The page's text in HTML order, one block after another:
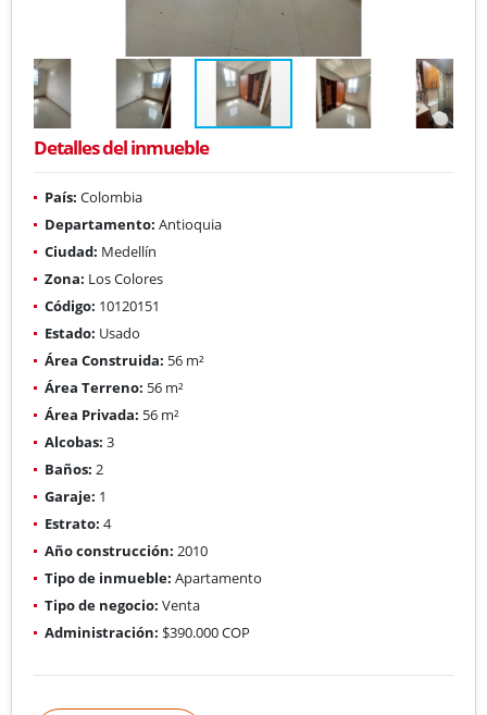
Detalles del inmueble
País: Colombia
Departamento: Antioquia
Ciudad: Medellín
Zona: Los Colores
Código: 10120151
Estado: Usado
Área Construida: 56 m²
Área Terreno: 56 m²
Área Privada: 56 m²
Alcobas: 3
Baños: 2
Garaje: 1
Estrato: 4
Año construcción: 2010
Tipo de inmueble: Apartamento
Tipo de negocio: Venta
Administración: $390.000 COP